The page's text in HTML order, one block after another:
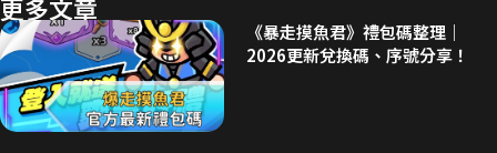
更多文章
《暴走摸魚君》禮包碼整理｜
2026更新兌換碼、序號分享！